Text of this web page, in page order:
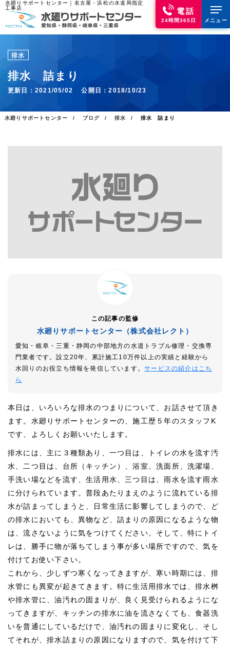
水廻りサポートセンター｜名古屋・浜松の水道局指定
工事店
電話
24時間365日 メニュー
排水
排水 詰まり
更新日： 2021/05/02 公開日：2018/10/23
水廻りサポートセンター ブログ 排水 排水 詰まり
この記事の監修
水廻りサポートセンター（株式会社レクト）
愛知・岐阜・三重・静岡の中部地方の水道トラブル修理・交換専
門業者です。設立20年、累計施工10万件以上の実績と経験から
水回りのお役立ち情報を発信しています。サービスの紹介はこち
ら
本日は、いろいろな排水のつまりについて、お話させて頂き
ます。水廻りサポートセンターの、施工歴５年のスタッフK
です、よろしくお願いいたします。
排水には、主に３種類あり、一つ目は、トイレの水を流す汚
水、二つ目は、台所（キッチン）、浴室、洗面所、洗濯場、
手洗い場などを流す、生活用水、三つ目は、雨水を流す雨水
に分けられています。普段あたりまえのように流れている排
水が詰まってしまうと、日常生活に影響してしまうので、ど
の排水においても、異物など、詰まりの原因になるような物
は、流さないように気をつけてください。そして、特にトイ
レは、勝手に物が落ちてしまう事が多い場所ですので、気を
付けてお使い下さい。
これから、少しずつ寒くなってきますが、寒い時期には、排
水管にも異変が起きてきます。特に生活用排水では、排水桝
や排水管に、油汚れの固まりが、良く見受けられるようにな
ってきますが、キッチンの排水に油を流さなくても、食器洗
いを普通にしているだけで、油汚れの固まりに変化し、そし
てそれが、排水詰まりの原因になりますので、気を付けて下